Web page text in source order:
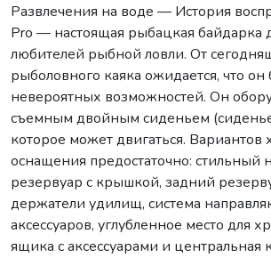
Развлечения на воде — История
Pro — настоящая рыбацкая байдарка
любителей рыбной ловли. От
рыболовного каяка ожидается, что он
невероятных возможностей. Он
съемным двойным сиденьем
которое может двигаться. Вариантов
оснащения предостаточно: стильный
резервуар с крышкой, задний
держатели удилищ, система
аксессуаров, углубленное место для
ящика с аксессуарами и центральная